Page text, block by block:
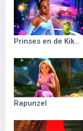
Prinses en de Kikker
Rapunzel